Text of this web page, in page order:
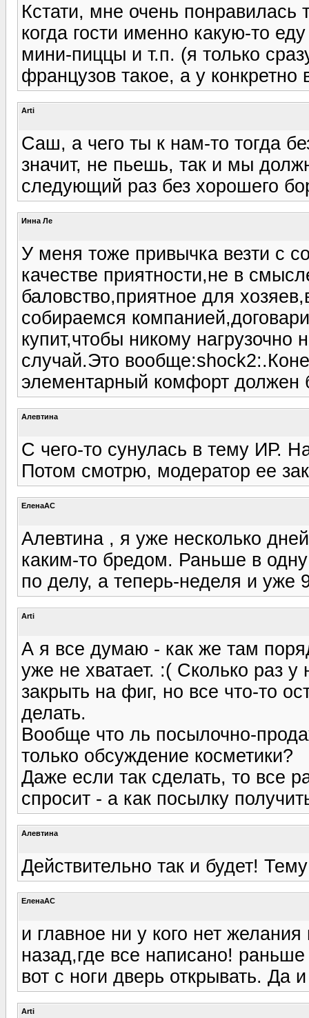
Кстати, мне очень понравилась
когда гости именно какую-то
мини-пиццы и т.п. (я только
французов такое, а у
Arti
Саш, а чего ты к нам-то тогда
значит, не пьешь, так и мы
следующий раз без хорошего
Инна Ле
У меня тоже привычка везти с
качестве приятности,не в
баловство,приятное для
собираемся
купит,чтобы никому
случай.Это
элементарный комфорт должен
Алевтина
С чего-то сунулась в тему ИР.
Потом смотрю, модератор ее
ЕленаАС
Алевтина , я уже несколько
каким-то бредом. Раньше в
по делу, а теперь-неделя и уже
Arti
А я все думаю - как же там
уже не хватает. :( Сколько раз
закрыть на фиг, но все что-то
делать.
Вообще что ль посылочно-
только обсуждение косметики?
Даже если так сделать, то все
спросит - а как посылку
Алевтина
Действительно так и будет!
ЕленаАС
и главное ни у кого нет
назад,где все написано! раньше
вот с ноги дверь открывать. Да
Arti